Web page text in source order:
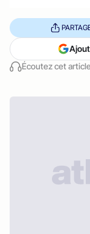
Écoutez cet